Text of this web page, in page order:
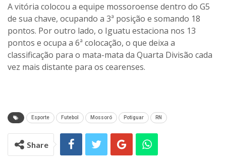
A vitória colocou a equipe mossoroense dentro do G5
de sua chave, ocupando a 3ª posição e somando 18
pontos. Por outro lado, o Iguatu estaciona nos 13
pontos e ocupa a 6ª colocação, o que deixa a
classificação para o mata-mata da Quarta Divisão cada
vez mais distante para os cearenses.
Esporte Futebol Mossoró Potiguar RN
Share